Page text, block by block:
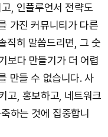
, 인플루언서 전략도
가진 커뮤니티가 다른
직히 말씀드리면, 그 숫
보다 만들기가 더 어렵
만들 수 없습니다. 사
고, 홍보하고, 네트워크
하는 것에 집중합니